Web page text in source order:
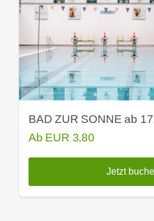
BAD ZUR SONNE ab
Ab EUR 3,80
Jetzt